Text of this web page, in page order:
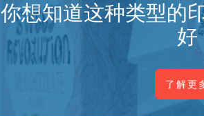
你想知道这种类型的
好
了解更